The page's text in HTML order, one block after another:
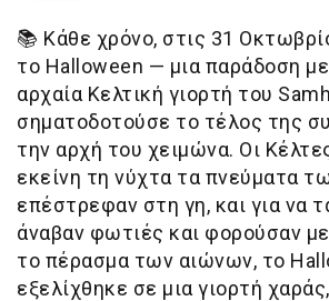
📚 Κάθε χρόνο, στις 31
το Halloween — μια παράδοση
αρχαία Κελτική γιορτή του
σηματοδοτούσε το τέλος της
την αρχή του χειμώνα. Οι
εκείνη τη νύχτα τα πνεύματα
επέστρεφαν στη γη, και για να
άναβαν φωτιές και φορούσαν
το πέρασμα των αιώνων, το
εξελίχθηκε σε μια γιορτή